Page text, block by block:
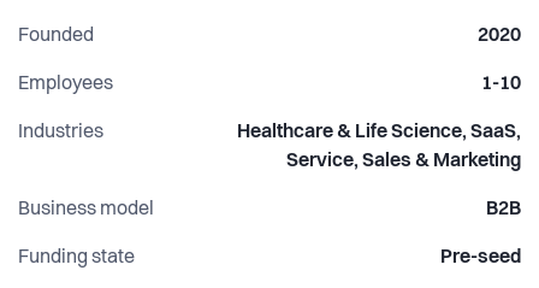
Founded 2020
Employees 1-10
Industries
Healthcare & Life Science, SaaS,
Service, Sales & Marketing
Business model B2B
Funding state Pre-seed